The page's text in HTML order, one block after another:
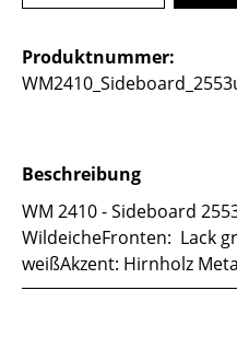
Produktnummer:
Beschreibung
WM 2410 - Sideboard
WildeicheFronten: Lack
weißAkzent: Hirnholz